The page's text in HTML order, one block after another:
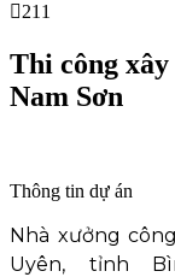
211
Thi công
Nam Sơn
Thông tin dự án
Nhà xưởng
Uyên, tỉnh